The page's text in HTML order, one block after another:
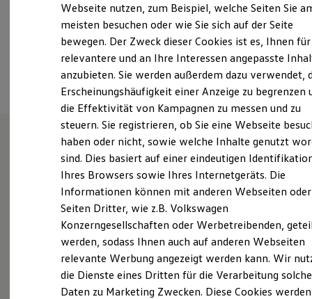
Laden
Laden unterwegs
Laden Zuhause
Ladestationen finden
Ladezeitensimulator
Batterie
Sicherheit
Garantie und Lebensdauer
Nachhaltigkeit
Technologie
Kosten und Kauf
Verbrauchskosten
Kaufoptionen
E-Auto-Förderung
Software und Konnektivität
ID. Software Versionen und Updates
Digitale Extras
Schnittstellen zu Ihrem ID.
Hybridautos
Marke und Erlebnis
Volkswagen R und R Experience
R-Modelle
Ansprechpartner
Wie können wir
Ihnen weiterhelfen?
Probefahrt vereinbaren
Webseite nutzen, zum Beispiel, welche Seiten Sie
meisten besuchen oder wie Sie sich auf der Seite
bewegen. Der Zweck dieser Cookies ist es, Ihnen für
relevantere und an Ihre Interessen angepasste
anzubieten. Sie werden außerdem dazu verwendet,
Erscheinungshäufigkeit einer Anzeige zu begrenzen
die Effektivität von Kampagnen zu messen und zu
steuern. Sie registrieren, ob Sie eine Webseite
haben oder nicht, sowie welche Inhalte genutzt
sind. Dies basiert auf einer eindeutigen
Ihres Browsers sowie Ihres Internetgeräts. Die
Informationen können mit anderen Webseiten oder
Seiten Dritter, wie z.B. Volkswagen
Konzerngesellschaften oder Werbetreibenden,
werden, sodass Ihnen auch auf anderen Webseiten
relevante Werbung angezeigt werden kann. Wir
die Dienste eines Dritten für die Verarbeitung
Daten zu Marketing Zwecken. Diese Cookies